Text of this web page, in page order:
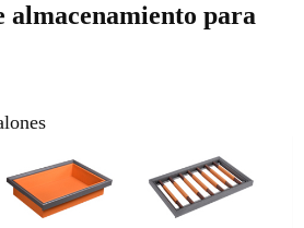
almacenamiento para